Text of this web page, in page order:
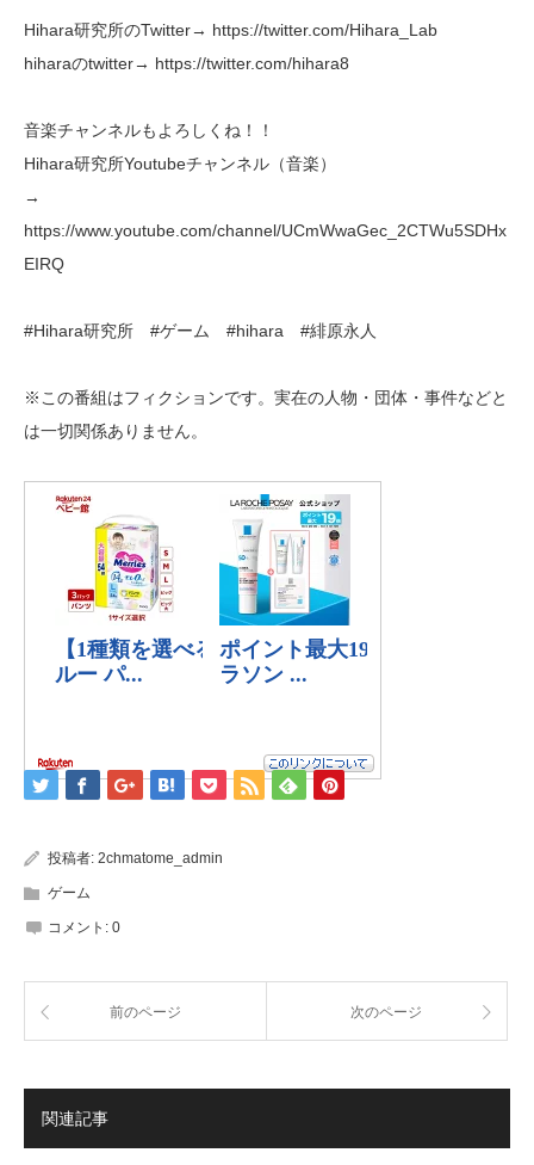
Hihara研究所のTwitter→ https://twitter.com/Hihara_Lab
hiharaのtwitter→ https://twitter.com/hihara8
音楽チャンネルもよろしくね！！
Hihara研究所Youtubeチャンネル（音楽）
→
https://www.youtube.com/channel/UCmWwaGec_2CTWu5SDHx
EIRQ
#Hihara研究所 #ゲーム #hihara #緋原永人
※この番組はフィクションです。実在の人物・団体・事件などと
は一切関係ありません。
投稿者: 2chmatome_admin
ゲーム
コメント: 0
前のページ 次のページ
関連記事